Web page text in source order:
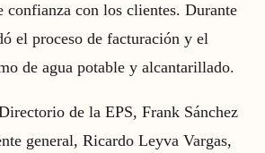
confianza con los clientes. Durante
el proceso de facturación y el
de agua potable y alcantarillado.
de la EPS, Frank Sánchez
general, Ricardo Leyva Vargas,